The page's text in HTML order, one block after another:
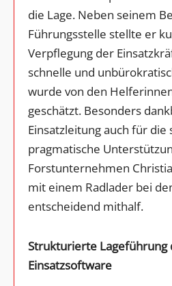
die Lage. Neben seinem
Führungsstelle stellte er
Verpflegung der
schnelle und
wurde von den
geschätzt. Besonders
Einsatzleitung auch für die
pragmatische
Forstunternehmen
mit einem Radlader bei
entscheidend mithalf.
Strukturierte Lageführung
Einsatzsoftware